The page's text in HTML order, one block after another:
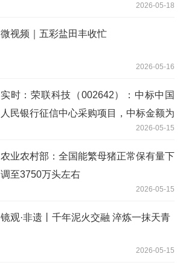
2026-05-18
微视频｜五彩盐田丰收忙
2026-05-16
实时：荣联科技（002642）：中标中国
人民银行征信中心采购项目，中标金额为
2026-05-15
农业农村部：全国能繁母猪正常保有量下
调至3750万头左右
2026-05-15
镜观·非遗丨千年泥火交融 淬炼一抹天青
2026-05-15